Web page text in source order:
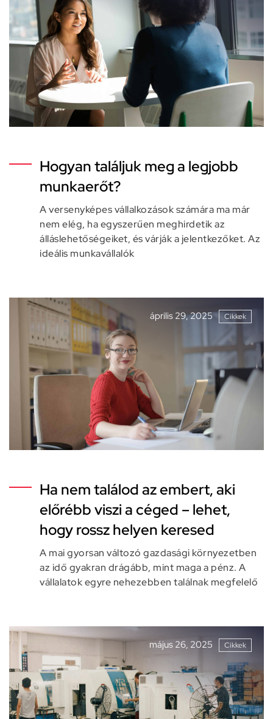
Hogyan találjuk meg a legjobb
munkaerőt?
A versenyképes vállalkozások számára ma már
nem elég, ha egyszerűen meghirdetik az
álláslehetőségeiket, és várják a jelentkezőket. Az
ideális munkavállalók
április 29, 2025 Cikkek
Ha nem találod az embert, aki
előrébb viszi a céged – lehet,
hogy rossz helyen keresed
A mai gyorsan változó gazdasági környezetben
az idő gyakran drágább, mint maga a pénz. A
vállalatok egyre nehezebben találnak megfelelő
május 26, 2025 Cikkek